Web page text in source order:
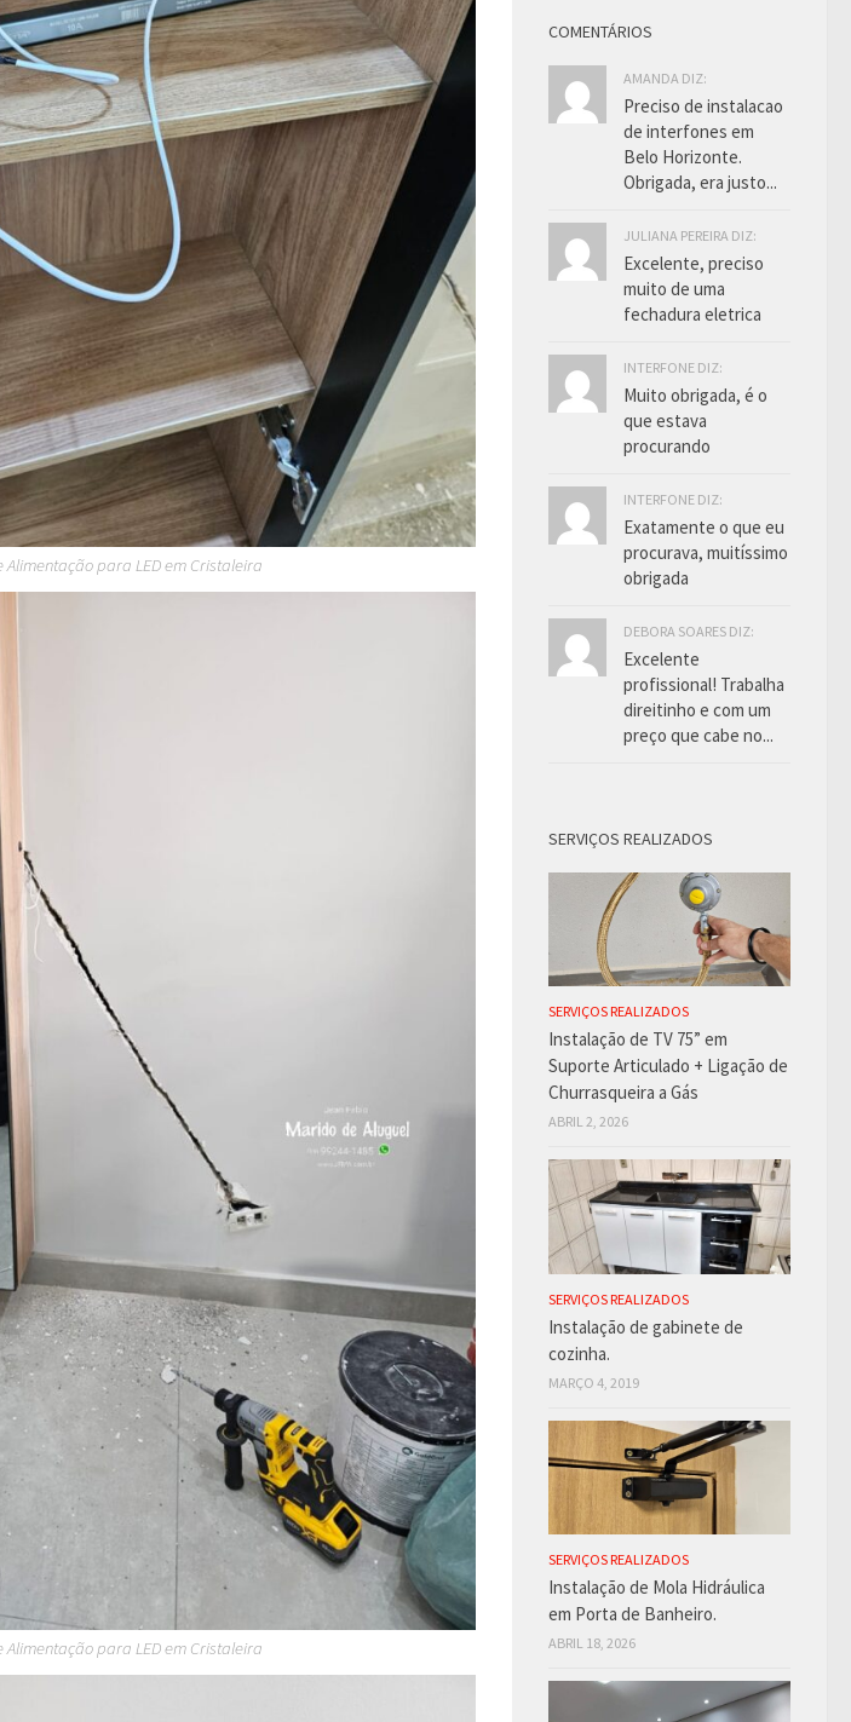
Alimentação para LED em Cristaleira
Alimentação para LED em Cristaleira
COMENTÁRIOS
AMANDA DIZ:
Preciso de instalacao
de interfones em
Belo Horizonte.
Obrigada, era justo...
JULIANA PEREIRA DIZ:
Excelente, preciso
muito de uma
fechadura eletrica
INTERFONE DIZ:
Muito obrigada, é o
que estava
procurando
INTERFONE DIZ:
Exatamente o que eu
procurava, muitíssimo
obrigada
DEBORA SOARES DIZ:
Excelente
profissional! Trabalha
direitinho e com um
preço que cabe no...
SERVIÇOS REALIZADOS
SERVIÇOS REALIZADOS
Instalação de TV 75” em
Suporte Articulado + Ligação de
Churrasqueira a Gás
ABRIL 2, 2026
SERVIÇOS REALIZADOS
Instalação de gabinete de
cozinha.
MARÇO 4, 2019
SERVIÇOS REALIZADOS
Instalação de Mola Hidráulica
em Porta de Banheiro.
ABRIL 18, 2026